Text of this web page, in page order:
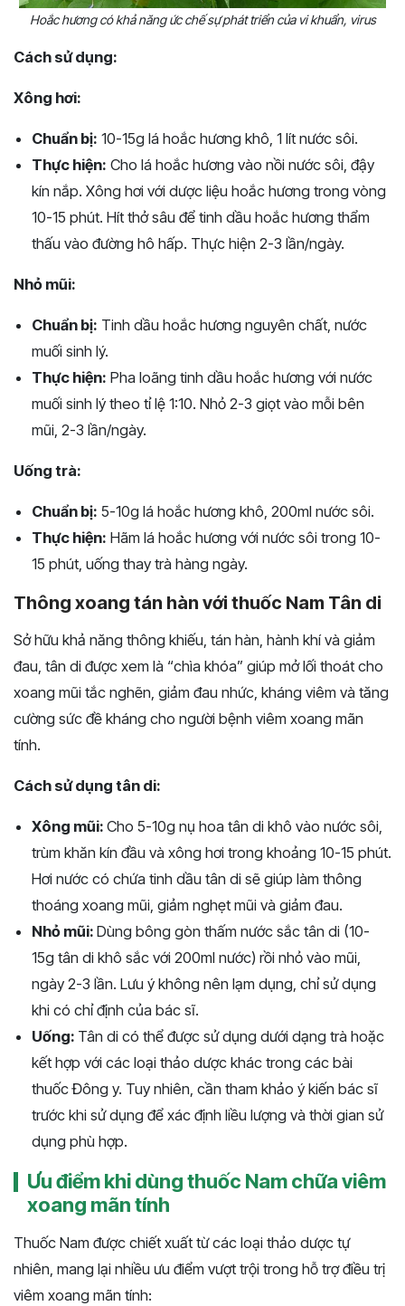
Hoắc hương có khả năng ức chế sự phát triển của vi khuẩn, virus
Cách sử dụng:
Xông hơi:
Chuẩn bị: 10-15g lá hoắc hương khô, 1 lít nước sôi.
Thực hiện: Cho lá hoắc hương vào nồi nước sôi, đậy
kín nắp. Xông hơi với dược liệu hoắc hương trong vòng
10-15 phút. Hít thở sâu để tinh dầu hoắc hương thẩm
thấu vào đường hô hấp. Thực hiện 2-3 lần/ngày.
Nhỏ mũi:
Chuẩn bị: Tinh dầu hoắc hương nguyên chất, nước
muối sinh lý.
Thực hiện: Pha loãng tinh dầu hoắc hương với nước
muối sinh lý theo tỉ lệ 1:10. Nhỏ 2-3 giọt vào mỗi bên
mũi, 2-3 lần/ngày.
Uống trà:
Chuẩn bị: 5-10g lá hoắc hương khô, 200ml nước sôi.
Thực hiện: Hãm lá hoắc hương với nước sôi trong 10-
15 phút, uống thay trà hàng ngày.
Thông xoang tán hàn với thuốc Nam Tân di
Sở hữu khả năng thông khiếu, tán hàn, hành khí và giảm
đau, tân di được xem là “chìa khóa” giúp mở lối thoát cho
xoang mũi tắc nghẽn, giảm đau nhức, kháng viêm và tăng
cường sức đề kháng cho người bệnh viêm xoang mãn
tính.
Cách sử dụng tân di:
Xông mũi: Cho 5-10g nụ hoa tân di khô vào nước sôi,
trùm khăn kín đầu và xông hơi trong khoảng 10-15 phút.
Hơi nước có chứa tinh dầu tân di sẽ giúp làm thông
thoáng xoang mũi, giảm nghẹt mũi và giảm đau.
Nhỏ mũi: Dùng bông gòn thấm nước sắc tân di (10-
15g tân di khô sắc với 200ml nước) rồi nhỏ vào mũi,
ngày 2-3 lần. Lưu ý không nên lạm dụng, chỉ sử dụng
khi có chỉ định của bác sĩ.
Uống: Tân di có thể được sử dụng dưới dạng trà hoặc
kết hợp với các loại thảo dược khác trong các bài
thuốc Đông y. Tuy nhiên, cần tham khảo ý kiến bác sĩ
trước khi sử dụng để xác định liều lượng và thời gian sử
dụng phù hợp.
Ưu điểm khi dùng thuốc Nam chữa viêm
xoang mãn tính
Thuốc Nam được chiết xuất từ các loại thảo dược tự
nhiên, mang lại nhiều ưu điểm vượt trội trong hỗ trợ điều trị
viêm xoang mãn tính: